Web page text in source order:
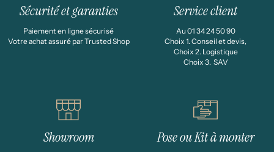
Sécurité et garanties
Paiement en ligne sécurisé
Votre achat assuré par Trusted Shop
Service client
Au 01 34 24 50 90
Choix 1. Conseil et devis,
Choix 2. Logistique
Choix 3. SAV
Showroom Pose ou Kit à monter